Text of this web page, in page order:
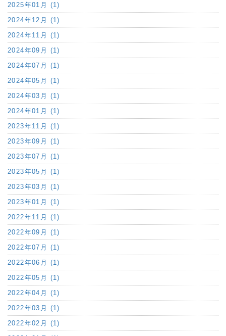
2025年01月 (1)
2024年12月 (1)
2024年11月 (1)
2024年09月 (1)
2024年07月 (1)
2024年05月 (1)
2024年03月 (1)
2024年01月 (1)
2023年11月 (1)
2023年09月 (1)
2023年07月 (1)
2023年05月 (1)
2023年03月 (1)
2023年01月 (1)
2022年11月 (1)
2022年09月 (1)
2022年07月 (1)
2022年06月 (1)
2022年05月 (1)
2022年04月 (1)
2022年03月 (1)
2022年02月 (1)